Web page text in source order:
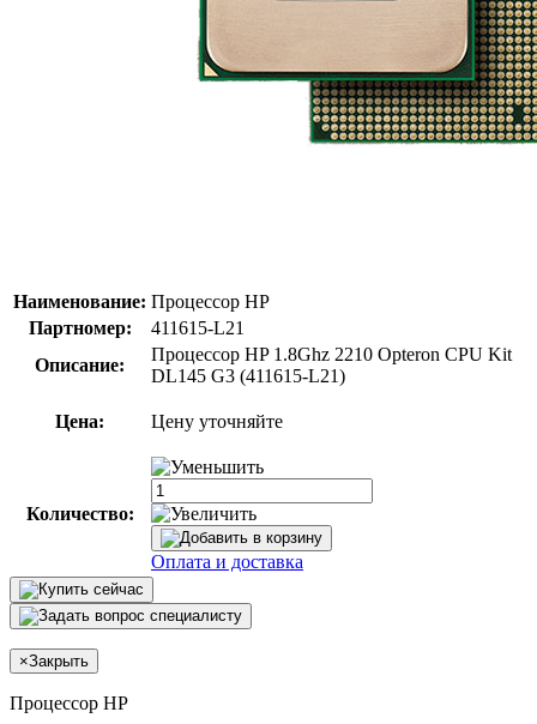
Наименование: Процессор HP
Партномер:
411615-L21
Описание:
Процессор HP 1.8Ghz 2210 Opteron CPU Kit
DL145 G3 (411615-L21)
Цена: Цену уточняйте
Количество:
Оплата и доставка
×Закрыть
Процессор HP